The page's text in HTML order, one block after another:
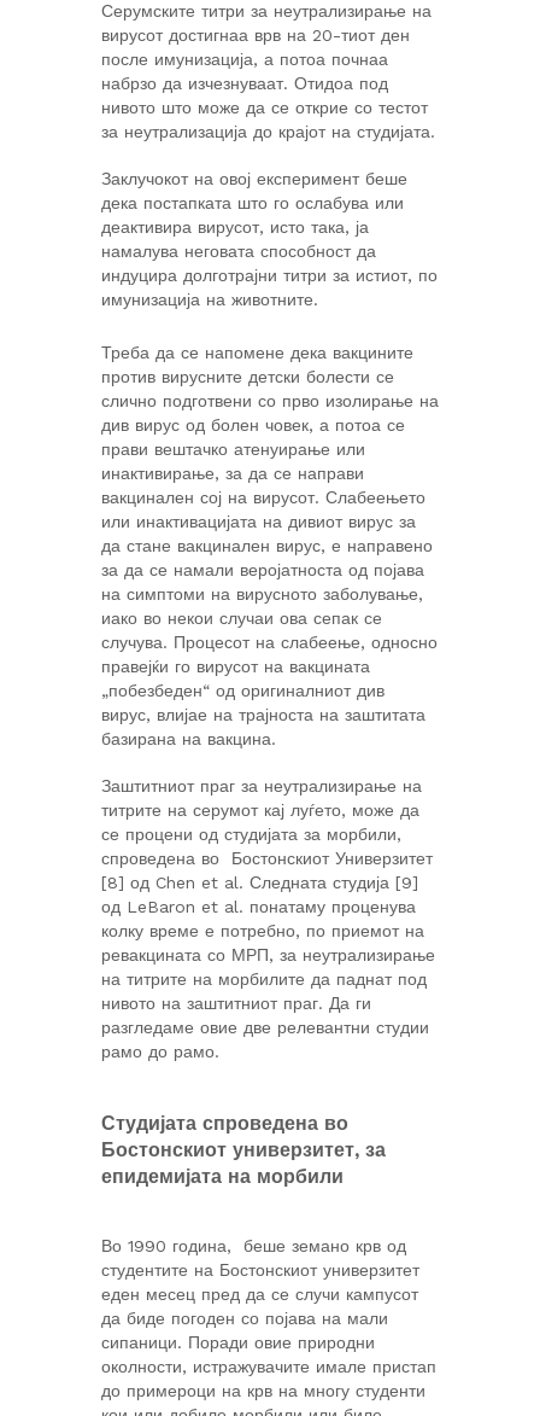
Серумските титри за неутрализирање на
вирусот достигнаа врв на 20-тиот ден
после имунизација, а потоа почнаа
набрзо да изчезнуваат. Отидоа под
нивото што може да се открие со тестот
за неутрализација до крајот на студијата.
Заклучокот на овој експеримент беше
дека постапката што го ослабува или
деактивира вирусот, исто така, ја
намалува неговата способност да
индуцира долготрајни титри за истиот, по
имунизација на животните.
Треба да се напомене дека вакцините
против вирусните детски болести се
слично подготвени со прво изолирање на
див вирус од болен човек, а потоа се
прави вештачко атенуирање или
инактивирање, за да се направи
вакцинален сој на вирусот. Слабеењето
или инактивацијата на дивиот вирус за
да стане вакцинален вирус, е направено
за да се намали веројатноста од појава
на симптоми на вирусното заболување,
иако во некои случаи ова сепак се
случува. Процесот на слабеење, односно
правејќи го вирусот на вакцината
„побезбеден“ од оригиналниот див
вирус, влијае на трајноста на заштитата
базирана на вакцина.
Заштитниот праг за неутрализирање на
титрите на серумот кај луѓето, може да
се процени од студијата за морбили,
спроведена во Бостонскиот Универзитет
[8] од Chen et al. Следната студија [9]
од LeBaron et al. понатаму проценува
колку време е потребно, по приемот на
ревакцината со МРП, за неутрализирање
на титрите на морбилите да паднат под
нивото на заштитниот праг. Да ги
разгледаме овие две релевантни студии
рамо до рамо.
Студијата спроведена во
Бостонскиот универзитет, за
епидемијата на морбили
Во 1990 година, беше земано крв од
студентите на Бостонскиот универзитет
еден месец пред да се случи кампусот
да биде погоден со појава на мали
сипаници. Поради овие природни
околности, истражувачите имале пристап
до примероци на крв на многу студенти